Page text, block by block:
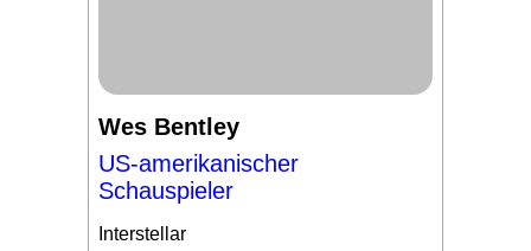
Wes Bentley
US-amerikanischer
Schauspieler
Interstellar